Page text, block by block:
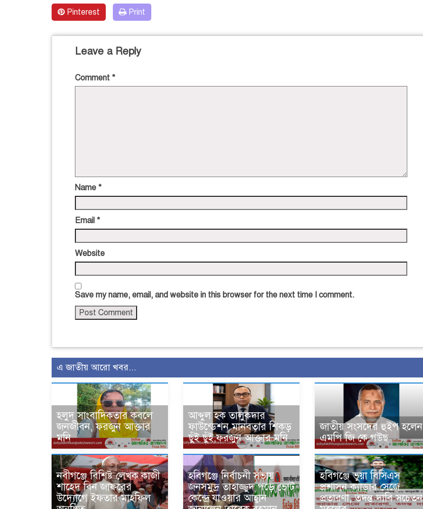
Pinterest Print
Leave a Reply
Comment *
Name *
Email *
Website
Save my name, email, and website in this browser for the next time I comment.
এ জাতীয় আরো খবর...
হলুদ সাংবাদিকতার কবলে
জনজীবন, ফরজুন আক্তার
মনি
আব্দুল হক তালুকদার
ফাউন্ডেশন মানবতার শিকড়
ছুঁই ছুঁই,ফরজুন আক্তার মনি
জাতীয় সংসদের হুইপ হলেন
এমপি জি কে গউছ
নবীগঞ্জে বিশিষ্ট লেখক কাজী
শাহেদ বিন জাফরের
উদ্যোগে ইফতার মাহফিল
হবিগঞ্জে নির্বাচনী সভায়
জনসমুদ্র তাহাজ্জুদ পড়ে ভোট
কেন্দ্রে যাওয়ার আহ্বান
হবিগঞ্জে ভুয়া বিসিএস
প্রশাসন ক্যাডার সেজে
প্রতারণা, তদন্ত দাবি সচেতন